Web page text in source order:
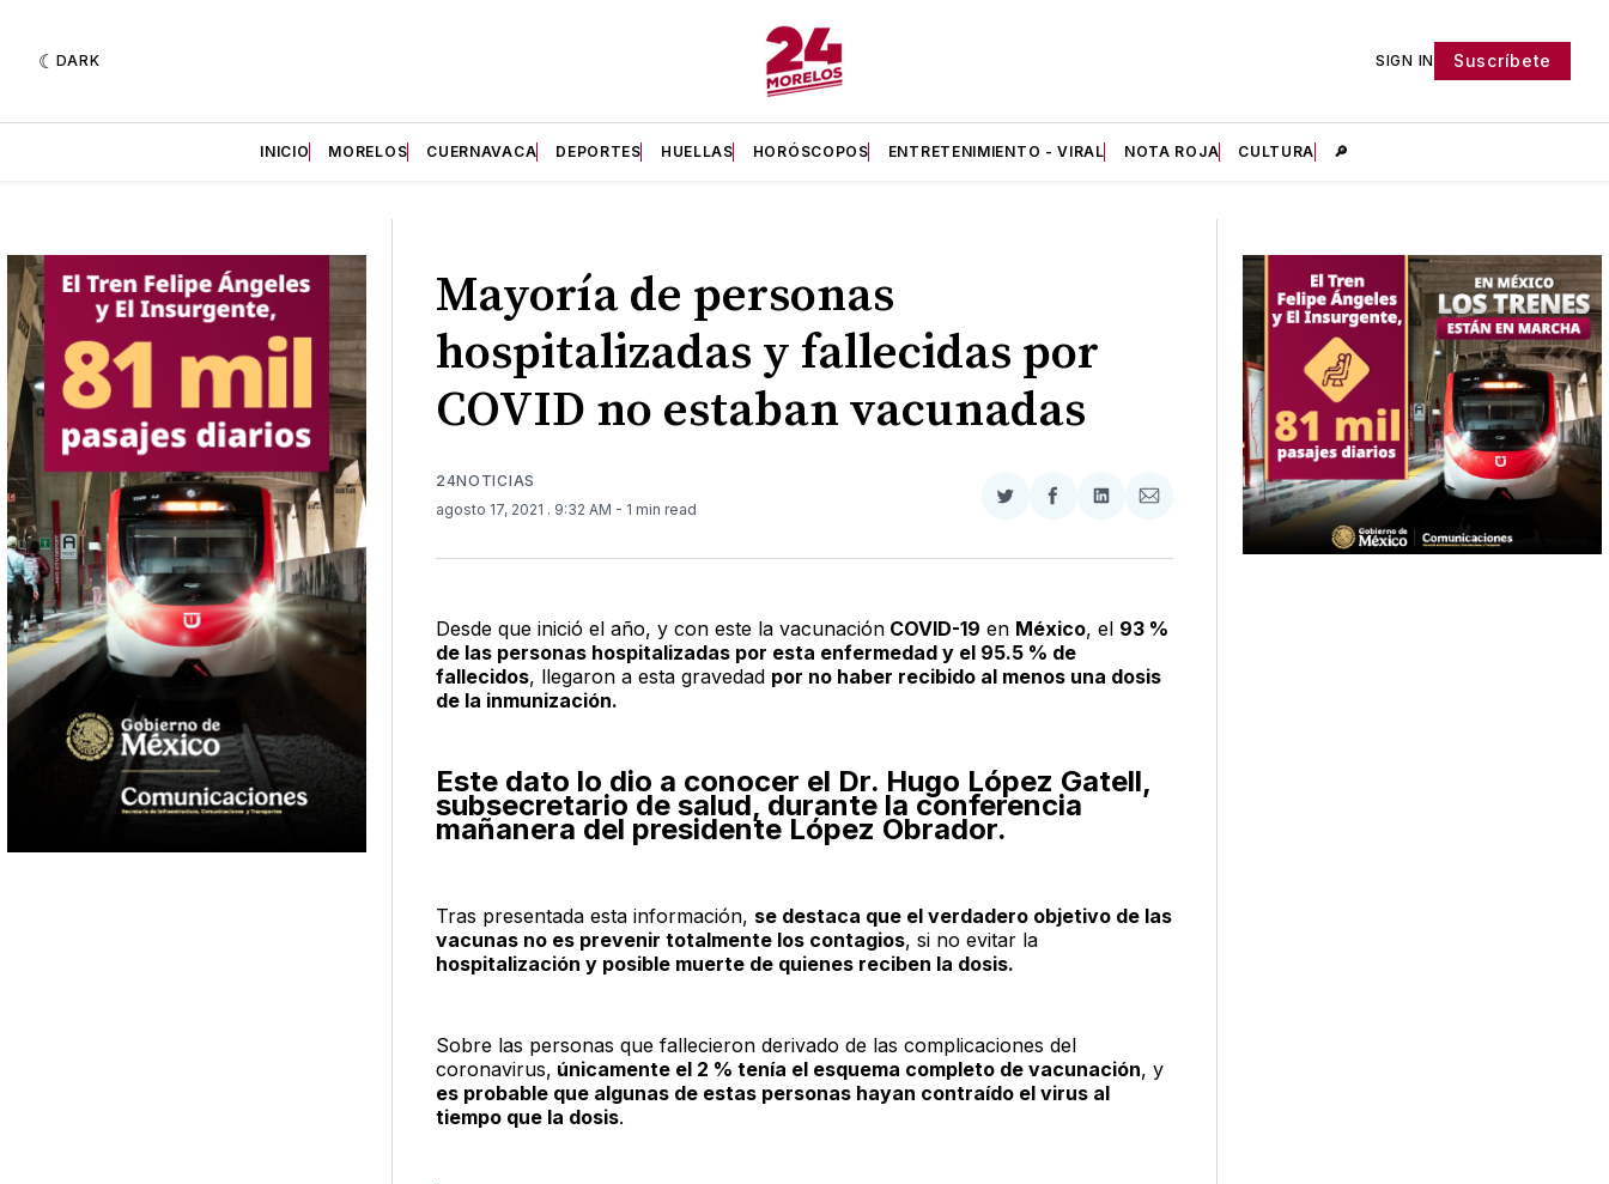
DARK SIGN IN Suscríbete
INICIO MORELOS CUERNAVACA DEPORTES HUELLAS HORÓSCOPOS ENTRETENIMIENTO - VIRAL NOTA ROJA CULTURA 🔎
Mayoría de personas
hospitalizadas y fallecidas por
COVID no estaban vacunadas
24NOTICIAS
agosto 17, 2021 . 9:32 AM - 1 min read
Compartir
Twitter
Compartir
Facebook
Compartir
LinkedIn
Compartir
Email
Desde que inició el año, y con este la vacunaciónCOVID-19 en México, el 93 %
de las personas hospitalizadas por esta enfermedad y el 95.5 % de
fallecidos, llegaron a esta gravedad por no haber recibido al menos una dosis
de la inmunización.
Este dato lo dio a conocer el Dr. Hugo López Gatell,
subsecretario de salud, durante la conferencia
mañanera del presidente López Obrador.
Tras presentada esta información, se destaca que el verdadero objetivo de las
vacunas no es prevenir totalmente los contagios, si no evitar la
hospitalización y posible muerte de quienes reciben la dosis.
Sobre las personas que fallecieron derivado de las complicaciones del
coronavirus, únicamente el 2 % tenía el esquema completo de vacunación, y
es probable que algunas de estas personas hayan contraído el virus al
tiempo que la dosis.